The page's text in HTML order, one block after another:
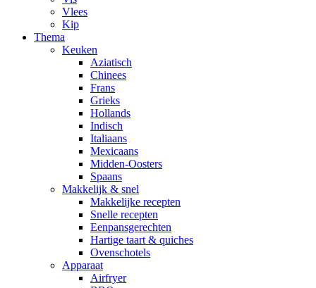
Vlees
Kip
Thema
Keuken
Aziatisch
Chinees
Frans
Grieks
Hollands
Indisch
Italiaans
Mexicaans
Midden-Oosters
Spaans
Makkelijk & snel
Makkelijke recepten
Snelle recepten
Eenpansgerechten
Hartige taart & quiches
Ovenschotels
Apparaat
Airfryer